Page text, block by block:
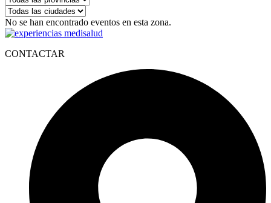
No se han encontrado eventos en esta zona.
CONTACTAR